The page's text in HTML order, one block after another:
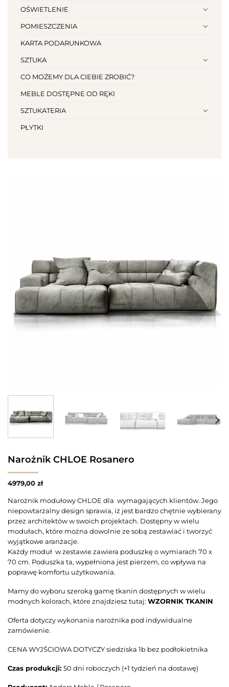
OŚWIETLENIE
POMIESZCZENIA
KARTA PODARUNKOWA
SZTUKA
CO MOŻEMY DLA CIEBIE ZROBIĆ?
MEBLE DOSTĘPNE OD RĘKI
SZTUKATERIA
PŁYTKI
Narożnik CHLOE Rosanero
4979,00 zł
Narożnik modułowy CHLOE dla wymagających klientów. Jego
niepowtarzalny design sprawia, iż jest bardzo chętnie wybierany
przez architektów w swoich projektach. Dostępny w wielu
modułach, które można dowolnie ze sobą zestawiać i tworzyć
wyjątkowe aranżacje.
Każdy moduł w zestawie zawiera poduszkę o wymiarach 70 x
70 cm. Poduszka ta, wypełniona jest pierzem, co wpływa na
poprawę komfortu użytkowania.
Mamy do wyboru szeroką gamę tkanin dostępnych w wielu
modnych kolorach, które znajdziesz tutaj: WZORNIK TKANIN
Oferta dotyczy wykonania narożnika pod indywidualne
zamówienie.
CENA WYJŚCIOWA DOTYCZY siedziska 1b bez podłokietnika
Czas produkcji: 50 dni roboczych (+1 tydzień na dostawę)